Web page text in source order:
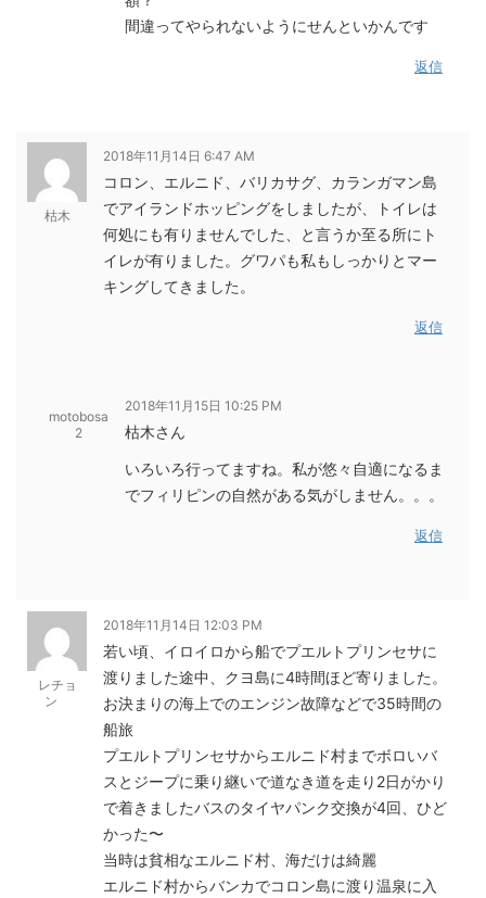
間違ってやられないようにせんといかんです
返信
枯木
2018年11月14日 6:47 AM
コロン、エルニド、バリカサグ、カランガマン島
でアイランドホッピングをしましたが、トイレは
何処にも有りませんでした、と言うか至る所にト
イレが有りました。グワパも私もしっかりとマー
キングしてきました。
返信
motobosa
2
2018年11月15日 10:25 PM
枯木さん
いろいろ行ってますね。私が悠々自適になるま
でフィリピンの自然がある気がしません。。。
返信
レチョ
ン
2018年11月14日 12:03 PM
若い頃、イロイロから船でプエルトプリンセサに
渡りました途中、クヨ島に4時間ほど寄りました。
お決まりの海上でのエンジン故障などで35時間の
船旅
プエルトプリンセサからエルニド村までボロいバ
スとジープに乗り継いで道なき道を走り2日がかり
で着きましたバスのタイヤパンク交換が4回、ひど
かった〜
当時は貧相なエルニド村、海だけは綺麗
エルニド村からバンカでコロン島に渡り温泉に入